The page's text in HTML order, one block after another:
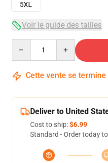
5XL
Voir le guide des tailles
Cette vente se termine
Deliver to United
Cost to ship:$6.99
Standard - Order today